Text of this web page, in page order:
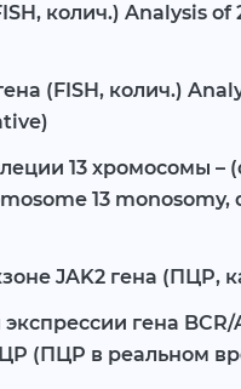
колич.) Analysis
(FISH, колич.)
13 хромосомы –
13 monosomy,
JAK2 гена (ПЦР,
гена BCR/
(ПЦР в реальном